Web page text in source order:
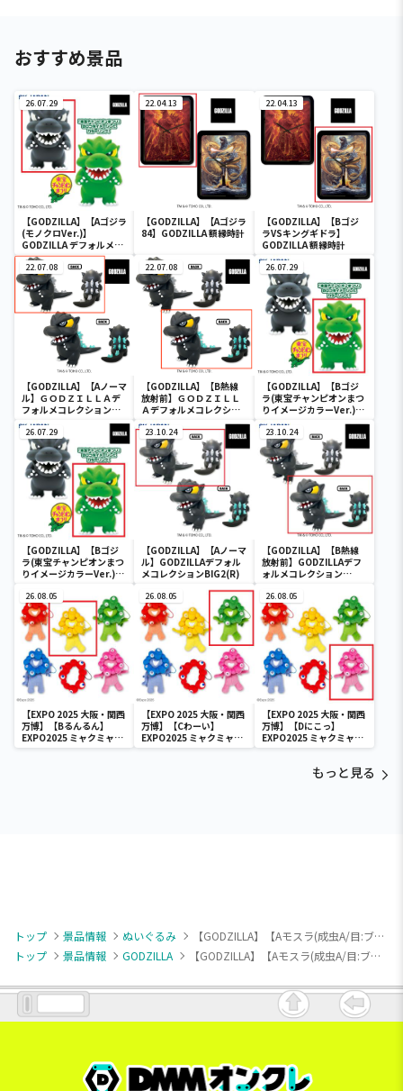
おすすめ景品
26.07.29
【GODZILLA】【Aゴジラ
(モノクロVer.)】
GODZILLA デフォルメコ
レクション BIG(ゴジラ)
(レトロカラーエディショ
ン)
22.04.13
【GODZILLA】【Aゴジラ
84】GODZILLA 額縁時計
22.04.13
【GODZILLA】【Bゴジ
ラVSキングギドラ】
GODZILLA 額縁時計
22.07.08
【GODZILLA】【Aノーマ
ル】ＧＯＤＺＩＬＬＡデ
フォルメコレクションＢ
ＩＧ２
22.07.08
【GODZILLA】【B熱線
放射前】ＧＯＤＺＩＬＬ
Ａデフォルメコレクショ
ンＢＩＧ２
26.07.29
【GODZILLA】【Bゴジ
ラ(東宝チャンピオンまつ
りイメージカラーVer.)】
GODZILLA デフォルメコ
レクション BIG(ゴジラ)
(レトロカラーエディショ
ン)
26.07.29
【GODZILLA】【Bゴジ
ラ(東宝チャンピオンまつ
りイメージカラーVer.)】
レクション BIG(ゴジラ)
(レトロカラーエディショ
ン)
23.10.24
【GODZILLA】【Aノーマ
ル】GODZILLAデフォル
メコレクションBIG2(R)
23.10.24
【GODZILLA】【B熱線
放射前】GODZILLAデフ
ォルメコレクション
26.08.05
【EXPO 2025 大阪・関西
万博】【Bるんるん】
EXPO2025 ミャクミャク
カラフルゴム紐付きぬい
26.08.05
【EXPO 2025 大阪・関西
万博】【Cわーい】
EXPO2025 ミャクミャク
カラフルゴム紐付きぬい
26.08.05
【EXPO 2025 大阪・関西
万博】【Dにこっ】
EXPO2025 ミャクミャク
カラフルゴム紐付きぬい
もっと見る
トップ 景品情報 ぬいぐるみ
【GODZILLA】【Aモスラ(成虫A/目:ブルー)】GODZILLA デフォルメぬいぐるみBIG2(モスラ(成虫))
トップ
景品情報 GODZILLA 【GODZILLA】【Aモスラ(成虫A/目:ブルー)】GODZILLA デフォルメぬいぐるみBIG2(モスラ(成虫))